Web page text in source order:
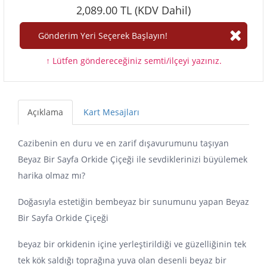
2,089.00 TL (KDV Dahil)
↑ Lütfen göndereceğiniz semti/ilçeyi yazınız.
Açıklama Kart Mesajları
Cazibenin en duru ve en zarif dışavurumunu taşıyan
Beyaz Bir Sayfa Orkide Çiçeği ile sevdiklerinizi büyülemek
harika olmaz mı?
Doğasıyla estetiğin bembeyaz bir sunumunu yapan Beyaz
Bir Sayfa Orkide Çiçeği
beyaz bir orkidenin içine yerleştirildiği ve güzelliğinin tek
tek kök saldığı toprağına yuva olan desenli beyaz bir